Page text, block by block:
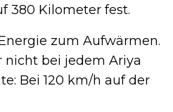
380 Kilometer fest.
zum Aufwärmen.
nicht bei jedem Ariya
Bei 120 km/h auf der